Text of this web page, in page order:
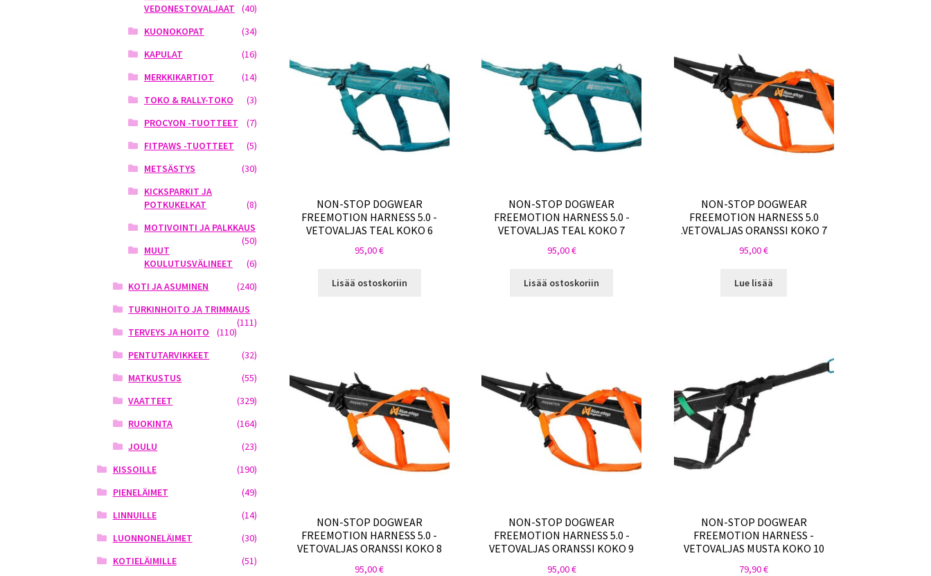
NON-STOP DOGWEAR
FREEMOTION HARNESS 5.0 -
VETOVALJAS TEAL KOKO 6
95,00€
Lisää ostoskoriin
NON-STOP DOGWEAR
FREEMOTION HARNESS 5.0 -
VETOVALJAS TEAL KOKO 7
95,00€
Lisää ostoskoriin
NON-STOP DOGWEAR
FREEMOTION HARNESS 5.0
.VETOVALJAS ORANSSI KOKO 7
95,00€
Lue lisää
NON-STOP DOGWEAR
FREEMOTION HARNESS 5.0 -
VETOVALJAS ORANSSI KOKO 8
95,00€
NON-STOP DOGWEAR
FREEMOTION HARNESS 5.0 -
VETOVALJAS ORANSSI KOKO 9
95,00€
NON-STOP DOGWEAR
FREEMOTION HARNESS -
VETOVALJAS MUSTA KOKO 10
79,90€
VEDONESTOVALJAAT
(40)
KUONOKOPAT
(34)
KAPULAT
(16)
MERKKIKARTIOT
(14)
TOKO & RALLY-TOKO
(3)
PROCYON -TUOTTEET
(7)
FITPAWS -TUOTTEET
(5)
METSÄSTYS
(30)
KICKSPARKIT JA
POTKUKELKAT
(8)
MOTIVOINTI JA PALKKAUS
(50)
MUUT
KOULUTUSVÄLINEET
(6)
KOTI JA ASUMINEN
(240)
TURKINHOITO JA TRIMMAUS
(111)
TERVEYS JA HOITO
(110)
PENTUTARVIKKEET
(32)
MATKUSTUS
(55)
VAATTEET
(329)
RUOKINTA
(164)
JOULU
(23)
KISSOILLE
(190)
PIENELÄIMET
(49)
LINNUILLE
(14)
LUONNONELÄIMET
(30)
KOTIELÄIMILLE
(51)